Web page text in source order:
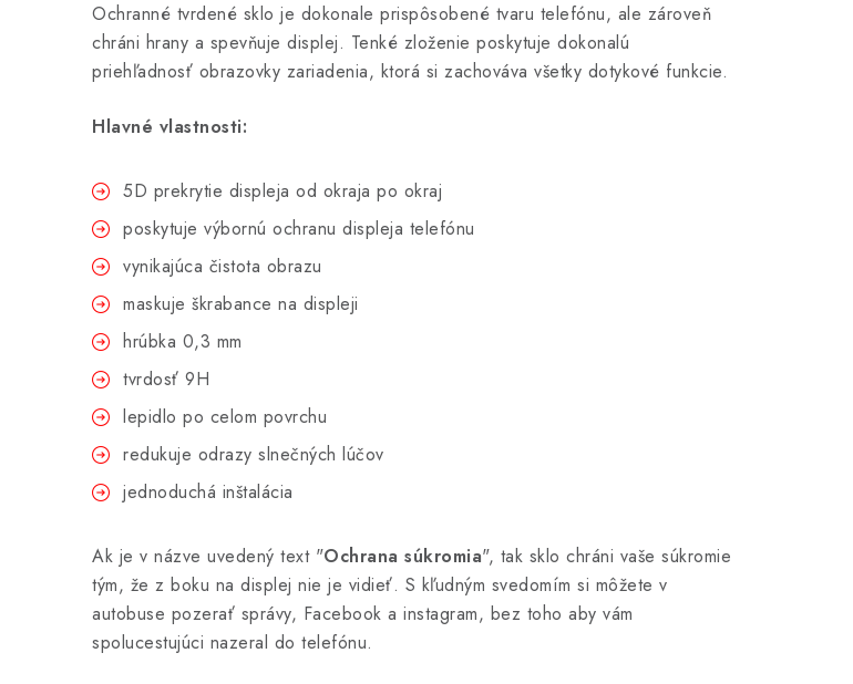
Ochranné tvrdené sklo je dokonale prispôsobené tvaru telefónu, ale zároveň
chráni hrany a spevňuje displej. Tenké zloženie poskytuje dokonalú
priehľadnosť obrazovky zariadenia, ktorá si zachováva všetky dotykové funkcie.
Hlavné vlastnosti:
5D prekrytie displeja od okraja po okraj
poskytuje výbornú ochranu displeja telefónu
vynikajúca čistota obrazu
maskuje škrabance na displeji
hrúbka 0,3 mm
tvrdosť 9H
lepidlo po celom povrchu
redukuje odrazy slnečných lúčov
jednoduchá inštalácia
Ak je v názve uvedený text "Ochrana súkromia", tak sklo chráni vaše súkromie
tým, že z boku na displej nie je vidieť. S kľudným svedomím si môžete v
autobuse pozerať správy, Facebook a instagram, bez toho aby vám
spolucestujúci nazeral do telefónu.